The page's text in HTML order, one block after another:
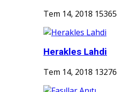
Tem 14, 2018 15365
Herakles Lahdi
Tem 14, 2018 13276